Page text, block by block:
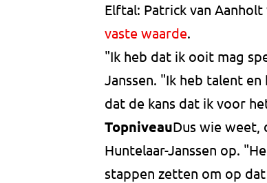
Elftal: Patrick van
vaste waarde.
"Ik heb dat ik ooit mag
Janssen. "Ik heb talent
dat de kans dat ik voor
TopniveauDus wie weet,
Huntelaar-Janssen op.
stappen zetten om op